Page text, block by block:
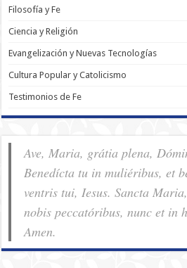
Filosofía y Fe
Ciencia y Religión
Evangelización y Nuevas Tecnologías
Cultura Popular y Catolicismo
Testimonios de Fe
Ave, Maria, grátia plena,
Benedícta tu in muliéribus, et
ventris tui, Iesus. Sancta
nobis pec­ca­tóribus, nunc et in
Amen.